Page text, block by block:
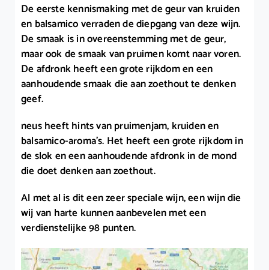
De eerste kennismaking met de geur van kruiden
en balsamico verraden de diepgang van deze wijn.
De smaak is in overeenstemming met de geur,
maar ook de smaak van pruimen komt naar voren.
De afdronk heeft een grote rijkdom en een
aanhoudende smaak die aan zoethout te denken
geef.
neus heeft hints van pruimenjam, kruiden en
balsamico-aroma’s. Het heeft een grote rijkdom in
de slok en een aanhoudende afdronk in de mond
die doet denken aan zoethout.
Al met al is dit een zeer speciale wijn, een wijn die
wij van harte kunnen aanbevelen met een
verdienstelijke 98 punten.